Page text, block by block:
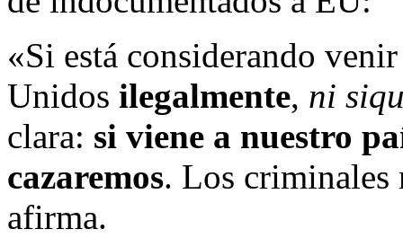
«Si está considerando
Unidos ilegalmente, ni
clara: si viene a nuestro
cazaremos. Los criminales
afirma.